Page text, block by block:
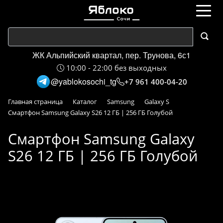
ЖК Альпийский квартал, пер. Трунова, 6с1
10:00 - 22:00 без выходных
@yablokosochi_tg +7 961 400-04-20
Главная страница Каталог Samsung
Galaxy S
Смартфон Samsung Galaxy S26 12 ГБ | 256 ГБ Голубой
Смартфон Samsung Galaxy
S26 12 ГБ | 256 ГБ Голубой